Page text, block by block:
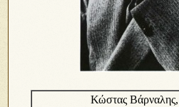
Κώστας